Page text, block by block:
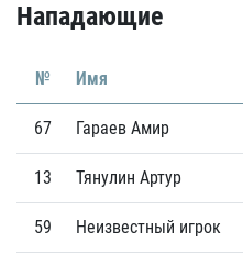
Нападающие
№ Имя
67 Гараев Амир
13 Тянулин Артур
59 Неизвестный игрок